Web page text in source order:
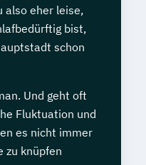
also eher leise,
bist,
schon
Und geht oft
Fluktuation und
es nicht immer
zu knüpfen